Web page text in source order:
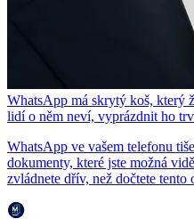
WhatsApp má skrytý koš, který
lidí o něm neví, vyprázdnit ho
WhatsApp ve vašem telefonu
dokumenty, které jste možná
zvládnete dřív, než dočtete tento